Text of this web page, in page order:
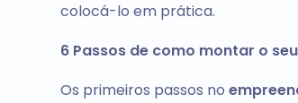
colocá-lo em prática.
6 Passos de como montar o
Os primeiros passos no